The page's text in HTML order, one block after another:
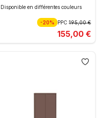
Disponible en différentes couleurs
-20% PPC195,00 €
155,00 €